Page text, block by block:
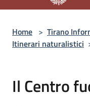
Home > Tirano
Itinerari naturalistici
Il Centro